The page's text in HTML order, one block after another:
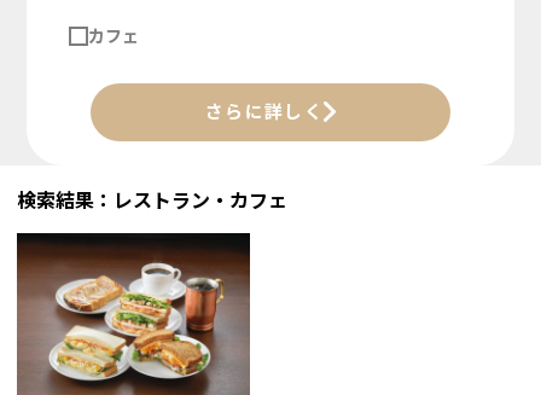
カフェ
さらに詳しく
検索結果：レストラン・カフェ